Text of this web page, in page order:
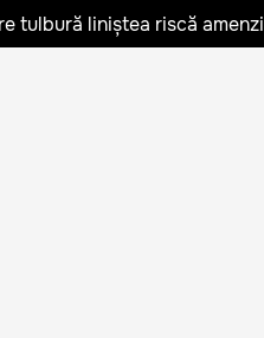
tulbură liniștea riscă amenzi